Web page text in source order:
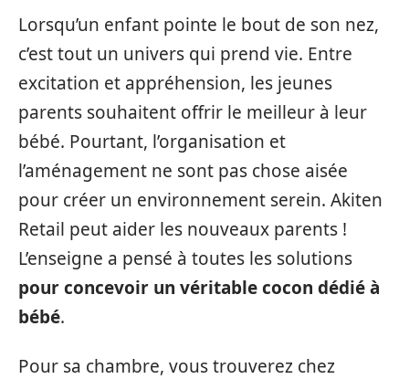
Lorsqu’un enfant pointe le bout de son nez,
c’est tout un univers qui prend vie. Entre
excitation et appréhension, les jeunes
parents souhaitent offrir le meilleur à leur
bébé. Pourtant, l’organisation et
l’aménagement ne sont pas chose aisée
pour créer un environnement serein. Akiten
Retail peut aider les nouveaux parents !
L’enseigne a pensé à toutes les solutions
pour concevoir un véritable cocon dédié à
bébé.
Pour sa chambre, vous trouverez chez